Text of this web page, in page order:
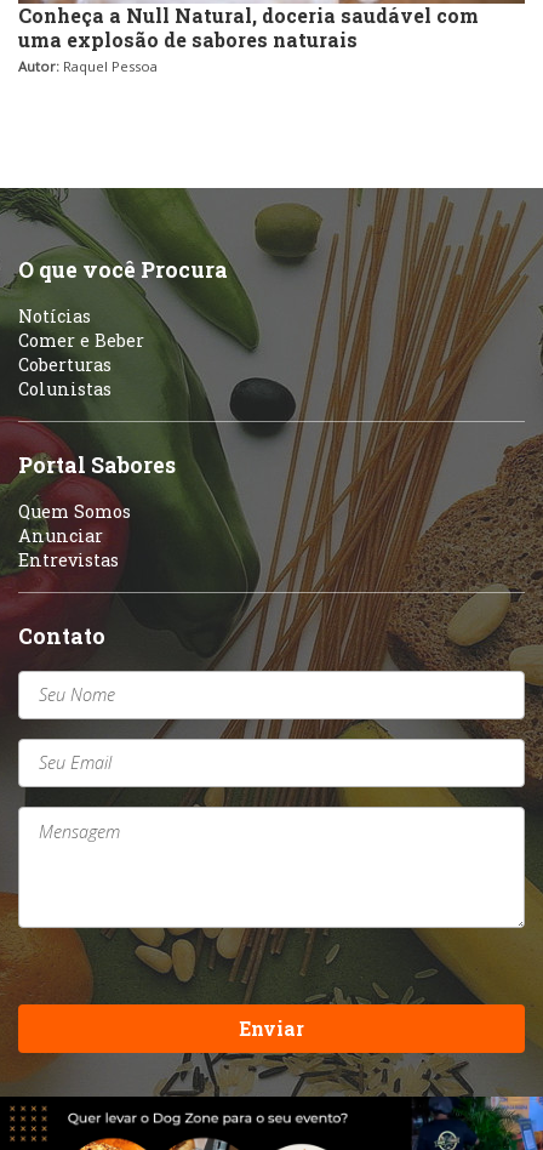
Conheça a Null Natural, doceria saudável com
uma explosão de sabores naturais
Autor: Raquel Pessoa
O que você Procura
Notícias
Comer e Beber
Coberturas
Colunistas
Portal Sabores
Quem Somos
Anunciar
Entrevistas
Contato
Enviar